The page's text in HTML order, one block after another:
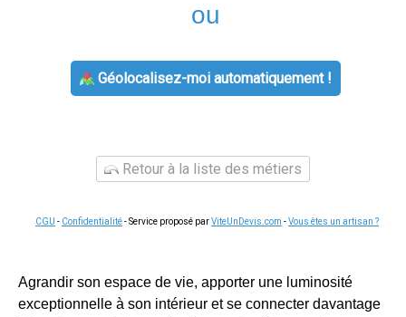
ou
Géolocalisez-moi automatiquement !
Retour à la liste des métiers
CGU - Confidentialité- Service proposé parViteUnDevis.com -Vous êtes un artisan ?
Agrandir son espace de vie, apporter une luminosité
exceptionnelle à son intérieur et se connecter davantage